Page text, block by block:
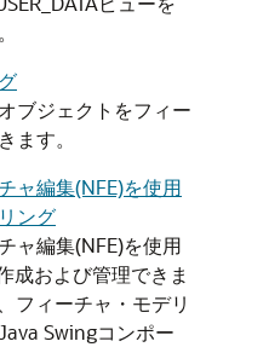
ブジェクトをフィー
ます。
ャ編集(NFE)を使用
ング
ャ編集(NFE)を使用
成および管理できま
フィーチャ・モデリ
Swingコンポー